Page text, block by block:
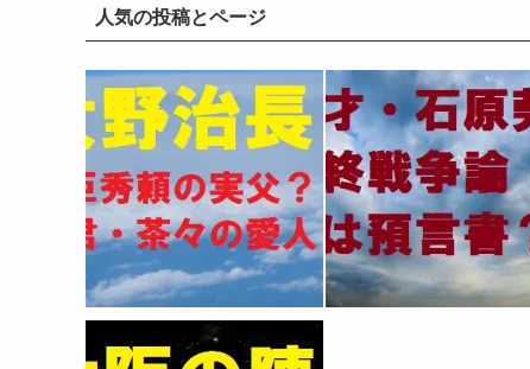
人気の投稿とページ